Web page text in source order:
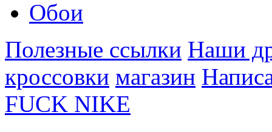
Обои
Полезные ссылки Наши
кроссовки магазин
FUCK NIKE